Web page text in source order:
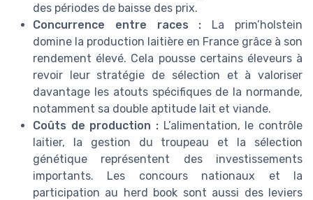
des périodes de baisse des prix.
Concurrence entre races : La prim’holstein
domine la production laitière en France grâce à son
rendement élevé. Cela pousse certains éleveurs à
revoir leur stratégie de sélection et à valoriser
davantage les atouts spécifiques de la normande,
notamment sa double aptitude lait et viande.
Coûts de production : L’alimentation, le contrôle
laitier, la gestion du troupeau et la sélection
génétique représentent des investissements
importants. Les concours nationaux et la
participation au herd book sont aussi des leviers